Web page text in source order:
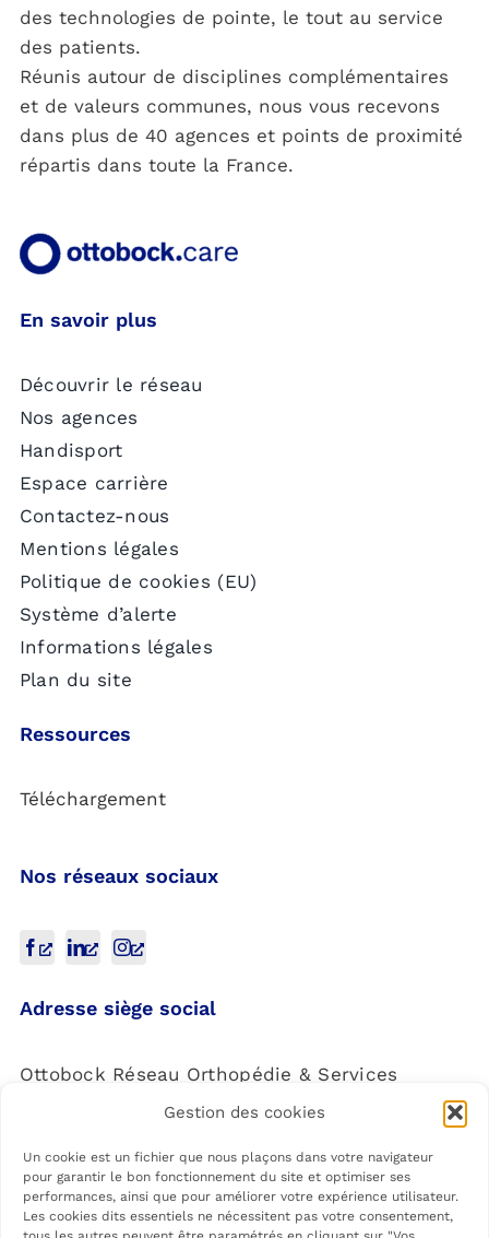
Gestion des cookies
Un cookie est un fichier que nous plaçons dans votre navigateur
pour garantir le bon fonctionnement du site et optimiser ses
performances, ainsi que pour améliorer votre expérience utilisateur.
Les cookies dits essentiels ne nécessitent pas votre consentement,
des technologies de pointe, le tout au service
des patients.
Réunis autour de disciplines complémentaires
et de valeurs communes, nous vous recevons
dans plus de 40 agences et points de proximité
répartis dans toute la France.
En savoir plus
Découvrir le réseau
Nos agences
Handisport
Espace carrière
Contactez-nous
Mentions légales
Politique de cookies (EU)
Système d’alerte
Informations légales
Plan du site
Ressources
Téléchargement
Nos réseaux sociaux
Adresse siège social
Ottobock Réseau Orthopédie & Services
4 Rue de la Réunion,
91940 Les Ulis